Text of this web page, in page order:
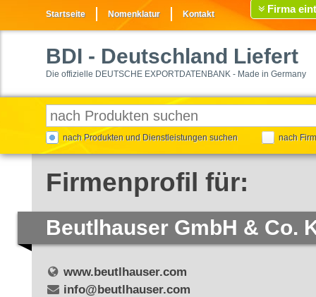
Startseite Nomenklatur Kontakt Firma
BDI - Deutschland Liefert
Die offizielle DEUTSCHE EXPORTDATENBANK - Made in Germany
nach Produkten und Dienstleistungen suchen nach
Firmenprofil für:
Beutlhauser GmbH & Co.
www.beutlhauser.com
info@beutlhauser.com